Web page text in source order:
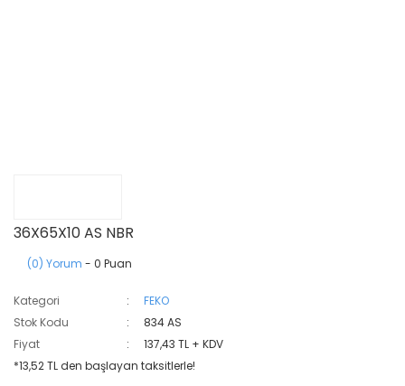
36X65X10 AS NBR
(0) Yorum - 0 Puan
Kategori
FEKO
Stok Kodu
834 AS
Fiyat
137,43 TL + KDV
*13,52 TL den başlayan taksitlerle!